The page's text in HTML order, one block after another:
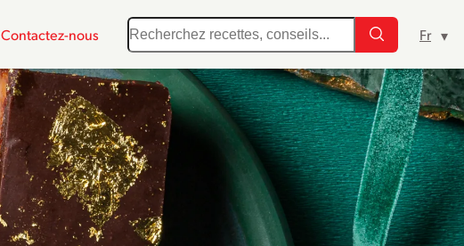
Contactez-nous